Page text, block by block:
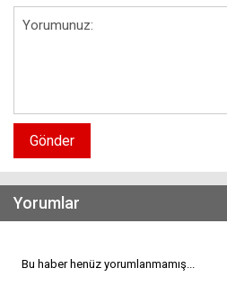
Gönder
Yorumlar
Bu haber henüz yorumlanmamış...